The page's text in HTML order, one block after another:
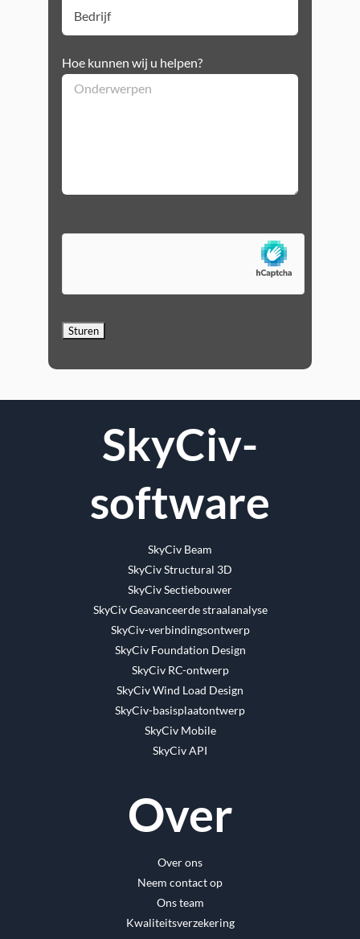
Hoe kunnen wij u helpen?
SkyCiv-
software
SkyCiv Beam
SkyCiv Structural 3D
SkyCiv Sectiebouwer
SkyCiv Geavanceerde straalanalyse
SkyCiv-verbindingsontwerp
SkyCiv Foundation Design
SkyCiv RC-ontwerp
SkyCiv Wind Load Design
SkyCiv-basisplaatontwerp
SkyCiv Mobile
SkyCiv API
Over
Over ons
Neem contact op
Ons team
Kwaliteitsverzekering